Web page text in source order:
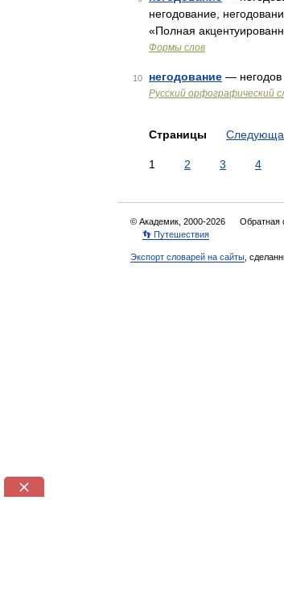
негодование,
«Полная
Формы слов
10 негодование — негодов
Русский орфографический
Страницы
1 2 3 4
© Академик, 2000-2026 Обратная
👣 Путешествия
Экспорт словарей на сайты ,